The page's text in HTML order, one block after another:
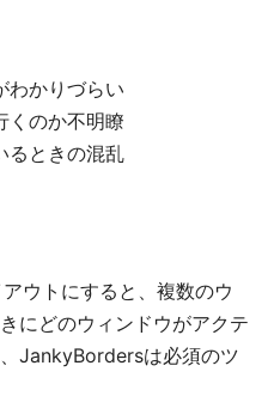
わかりづらい
くのか不明瞭
るときの混乱
ウトにすると、複数のウ
にどのウィンドウがアクテ
JankyBordersは必須のツ